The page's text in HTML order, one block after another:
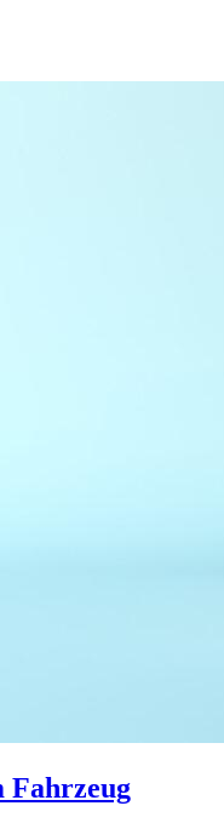
Fahrzeug